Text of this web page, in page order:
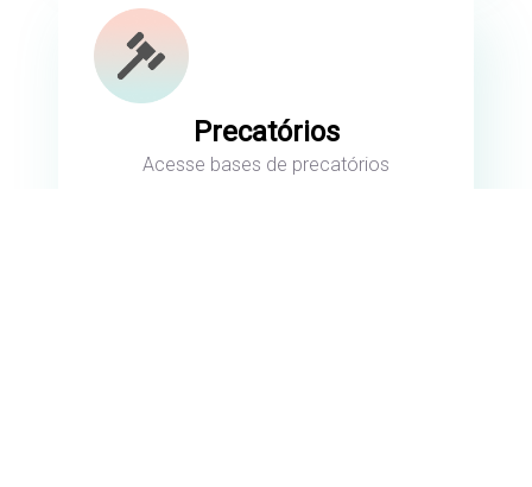
Precatórios
Acesse bases de precatórios